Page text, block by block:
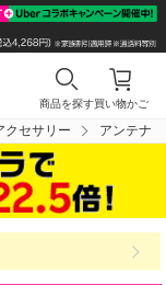
買い物かご
商品を探す
クセサリー アンテナ